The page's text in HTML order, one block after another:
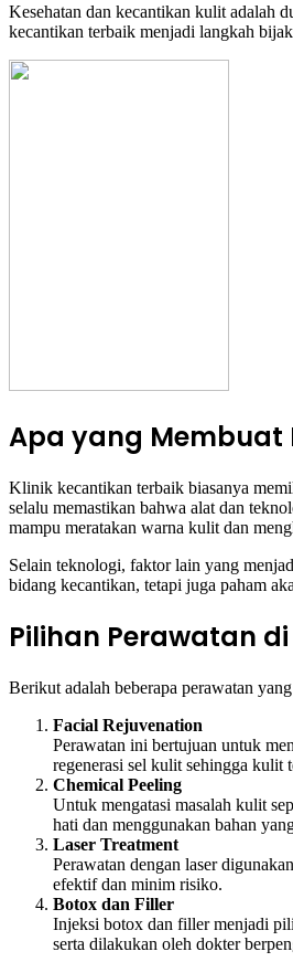
Kesehatan dan kecantikan kulit adalah
kecantikan terbaik menjadi langkah
Apa yang Membuat
Klinik kecantikan terbaik biasanya
selalu memastikan bahwa alat dan
mampu meratakan warna kulit dan
Selain teknologi, faktor lain yang
bidang kecantikan, tetapi juga paham
Pilihan Perawatan
Berikut adalah beberapa perawatan
Facial Rejuvenation
Perawatan ini bertujuan untuk
regenerasi sel kulit sehingga kulit
Chemical Peeling
Untuk mengatasi masalah kulit
hati dan menggunakan bahan
Laser Treatment
Perawatan dengan laser
efektif dan minim risiko.
Botox dan Filler
Injeksi botox dan filler menjadi
serta dilakukan oleh dokter